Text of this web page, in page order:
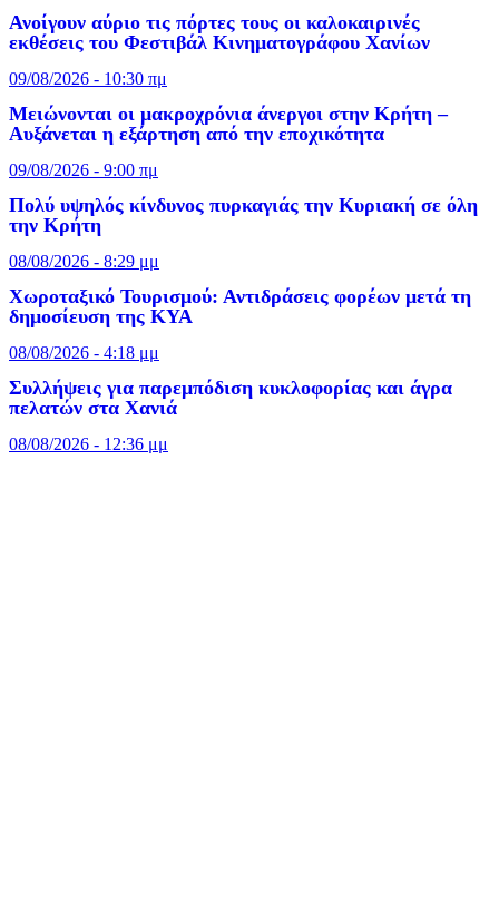
Ανοίγουν αύριο τις πόρτες τους οι καλοκαιρινές
εκθέσεις του Φεστιβάλ Κινηματογράφου Χανίων
09/08/2026 - 10:30 πμ
Μειώνονται οι μακροχρόνια άνεργοι στην Κρήτη –
Αυξάνεται η εξάρτηση από την εποχικότητα
09/08/2026 - 9:00 πμ
Πολύ υψηλός κίνδυνος πυρκαγιάς την Κυριακή σε όλη
την Κρήτη
08/08/2026 - 8:29 μμ
Χωροταξικό Τουρισμού: Αντιδράσεις φορέων μετά τη
δημοσίευση της ΚΥΑ
08/08/2026 - 4:18 μμ
Συλλήψεις για παρεμπόδιση κυκλοφορίας και άγρα
πελατών στα Χανιά
08/08/2026 - 12:36 μμ